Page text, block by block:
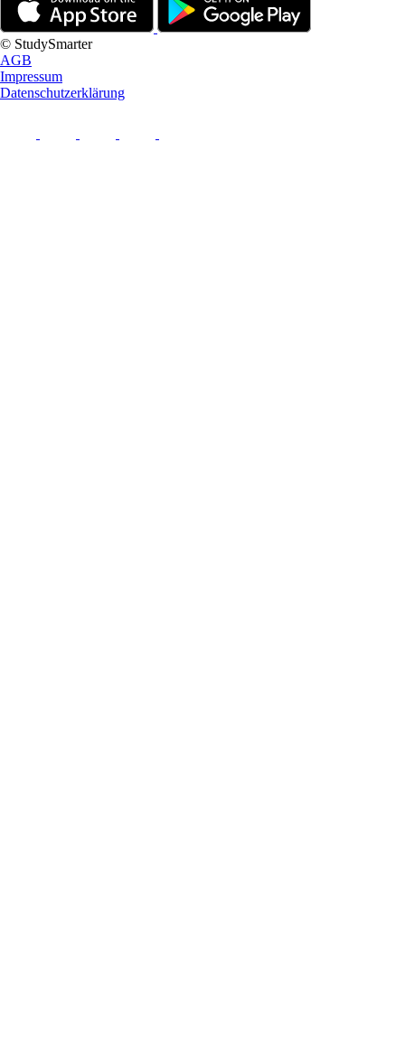
© StudySmarter
AGB
Impressum
Datenschutzerklärung